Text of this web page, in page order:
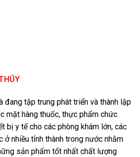
đang tập trung phát triển và thành lập
mặt hàng thuốc, thực phẩm chức
bị y tế cho các phòng khám lớn, các
ở nhiều tỉnh thành trong nước nhằm
sản phẩm tốt nhất chất lượng